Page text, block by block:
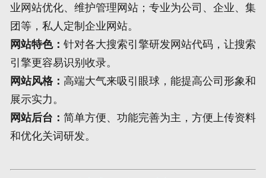
业网站优化、维护管理网站；专业为公司、企业、集
团等，私人定制企业网站。
网站特色： 针对各大搜索引擎研发网站代码，让搜索
引擎更容易识别收录。
网站风格： 高端大气来吸引眼球，能提高公司形象和
展示实力。
网站后台： 简单方便、功能完善为主，方便上传资料
和优化关词研发。